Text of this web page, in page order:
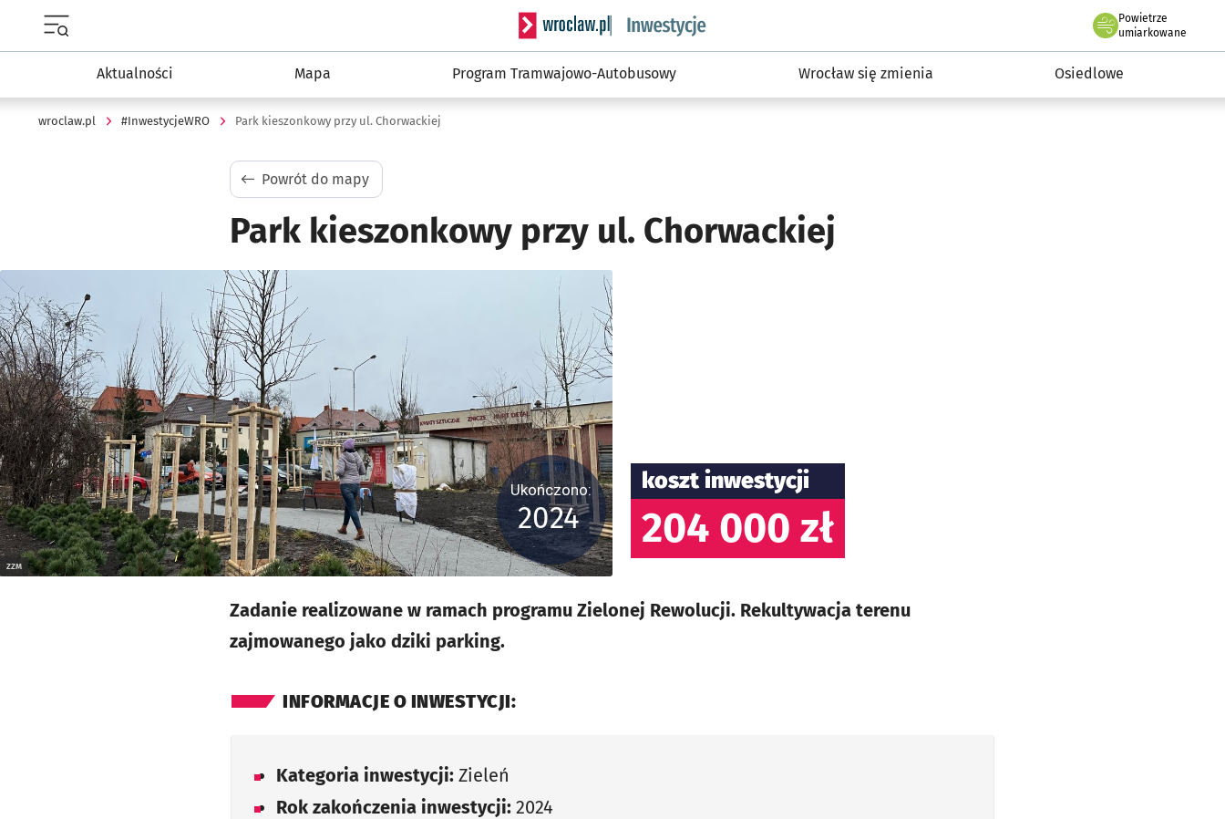
Serwis informacyjny wroclaw.pl podserwis: #InwestycjeWRO - miejskie inwestycje 2019-2032
Powietrze
we Wrocławiu
umiarkowane
Aktualności Mapa Program Tramwajowo-Autobusowy Wrocław się zmienia Osiedlowe
wroclaw.pl #InwestycjeWRO Park kieszonkowy przy ul. Chorwackiej
Powrót do mapy
Park kieszonkowy przy ul. Chorwackiej
Kliknij, aby powiększyć
ZZM
Ukończono:
2024
koszt inwestycji
204 000 zł
Zadanie realizowane w ramach programu Zielonej Rewolucji. Rekultywacja terenu
zajmowanego jako dziki parking.
INFORMACJE O INWESTYCJI:
Kategoria inwestycji: Zieleń
Rok zakończenia inwestycji: 2024